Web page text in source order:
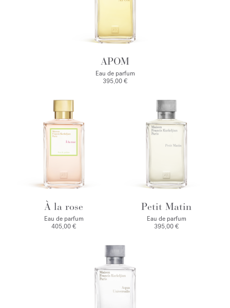
APOM
Eau de parfum
395,00 €
À la rose
Eau de parfum
405,00 €
Petit Matin
Eau de parfum
395,00 €